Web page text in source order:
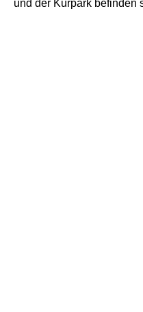
und der Kurpark befinden